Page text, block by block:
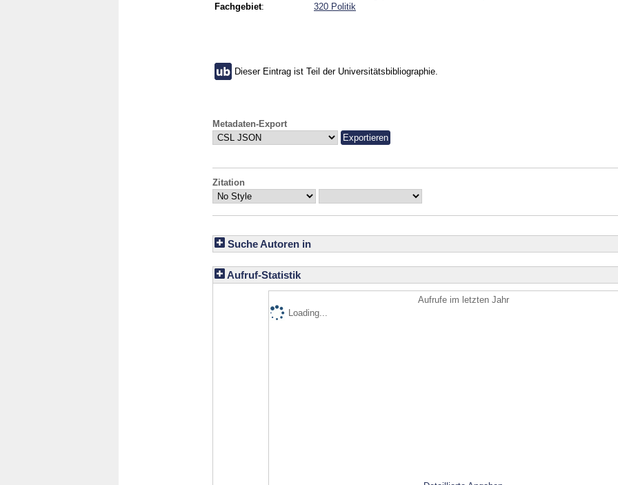
Fachgebiet: 320 Politik
Dieser Eintrag ist Teil der Universitätsbibliographie.
Metadaten-Export
Zitation
Suche Autoren in
Aufruf-Statistik
Aufrufe im letzten Jahr
Loading...